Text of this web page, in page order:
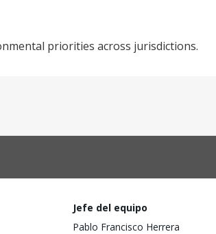
priorities across jurisdictions.
Jefe del equipo
Pablo Francisco Herrera